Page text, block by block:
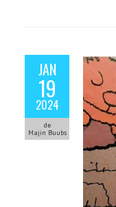
JAN
19
2024
de
Majin Buubs